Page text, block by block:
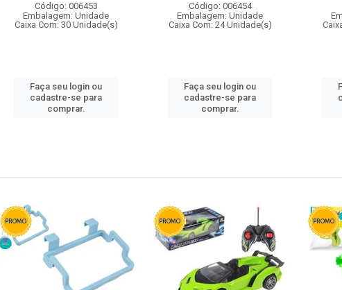
Código: 006453
Embalagem: Unidade
Caixa Com: 30 Unidade(s)
Faça seu login ou
cadastre-se para
comprar.
Código: 006454
Embalagem: Unidade
Caixa Com: 24 Unidade(s)
Faça seu login ou
cadastre-se para
comprar.